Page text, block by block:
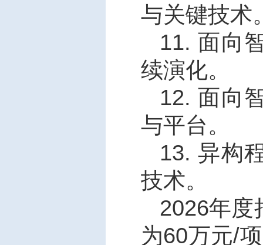
与关键技术
11.面向
续演化。
12.面向
与平台。
13.异构
技术。
2026年度
为60万元/